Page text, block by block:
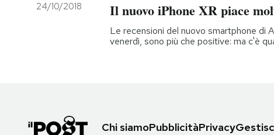
24/10/2018 Il nuovo iPhone XR piace
Le recensioni del nuovo smartphone di
venerdì, sono più che positive: ma c'è
Chi siamoPubblicitàPrivacy